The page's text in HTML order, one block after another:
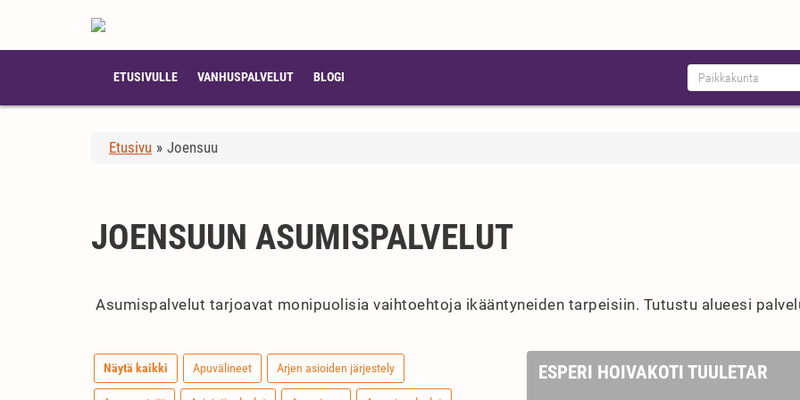
ETUSIVULLE VANHUSPALVELUT BLOGI
Etusivu » Joensuu
JOENSUUN ASUMISPALVELUT
Asumispalvelut tarjoavat monipuolisia vaihtoehtoja ikääntyneiden tarpeisiin. Tutustu alueesi
Näytä kaikki Apuvälineet Arjen asioiden järjestely ESPERI HOIVAKOTI TUULETAR